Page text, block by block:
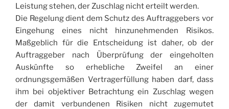
Leistung stehen, der Zuschlag nicht erteilt werden.
Die Regelung dient dem Schutz des Auftraggebers vor
Eingehung eines nicht hinzunehmenden Risikos.
Maßgeblich für die Entscheidung ist daher, ob der
Auftraggeber nach Überprüfung der eingeholten
Auskünfte so erhebliche Zweifel an einer
ordnungsgemäßen Vertragerfüllung haben darf, dass
ihm bei objektiver Betrachtung ein Zuschlag wegen
der damit verbundenen Risiken nicht zugemutet